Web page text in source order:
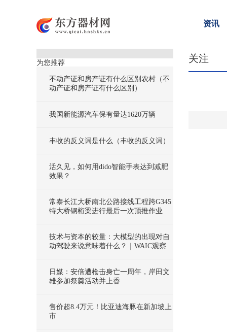
资讯
为您推荐
不动产证和房产证有什么区别农村（不
动产证和房产证有什么区别）
我国新能源汽车保有量达1620万辆
丰收的反义词是什么（丰收的反义词）
活久见，如何用dido智能手表达到减肥
效果？
常泰长江大桥南北公路接线工程跨G345
特大桥钢桁梁进行最后一次顶推作业
技术与资本的较量：大模型的出现对自
动驾驶来说意味着什么？｜WAIC观察
日媒：安倍遭枪击身亡一周年，岸田文
雄参加祭奠活动并上香
售价超8.4万元！比亚迪海豚在新加坡上
市
关注